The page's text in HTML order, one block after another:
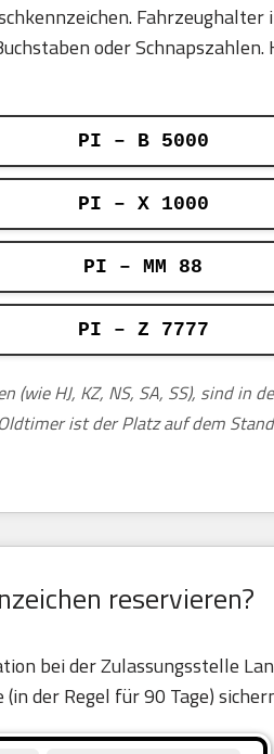
oder Schnapszahlen.
PI – B 5000
PI – X 1000
PI – MM 88
PI – Z 7777
HJ, KZ, NS, SA, SS), sind in
ist der Platz auf dem
reservieren?
bei der Zulassungsstelle
der Regel für 90 Tage)